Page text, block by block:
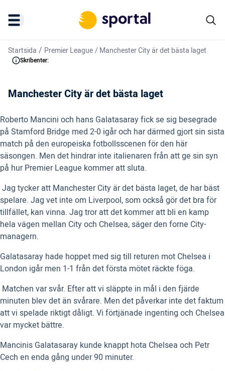
Startsida / Premier League/Manchester City är det bästa laget
Skribenter:
Manchester City är det bästa laget
Roberto Mancini och hans Galatasaray fick se sig besegrade
på Stamford Bridge med 2-0 igår och har därmed gjort sin sista
match på den europeiska fotbollsscenen för den här
säsongen. Men det hindrar inte italienaren från att ge sin syn
på hur Premier League kommer att sluta.
 Jag tycker att Manchester City är det bästa laget, de har bäst
spelare. Jag vet inte om Liverpool, som också gör det bra för
tillfället, kan vinna. Jag tror att det kommer att bli en kamp
hela vägen mellan City och Chelsea, säger den forne City-
managern.
Galatasaray hade hoppet med sig till returen mot Chelsea i
London igår men 1-1 från det första mötet räckte föga.
 Matchen var svår. Efter att vi släppte in mål i den fjärde
minuten blev det än svårare. Men det påverkar inte det faktum
att vi spelade riktigt dåligt. Vi förtjänade ingenting och Chelsea
var mycket bättre.
Mancinis Galatasaray kunde knappt hota Chelsea och Petr
Cech en enda gång under 90 minuter.